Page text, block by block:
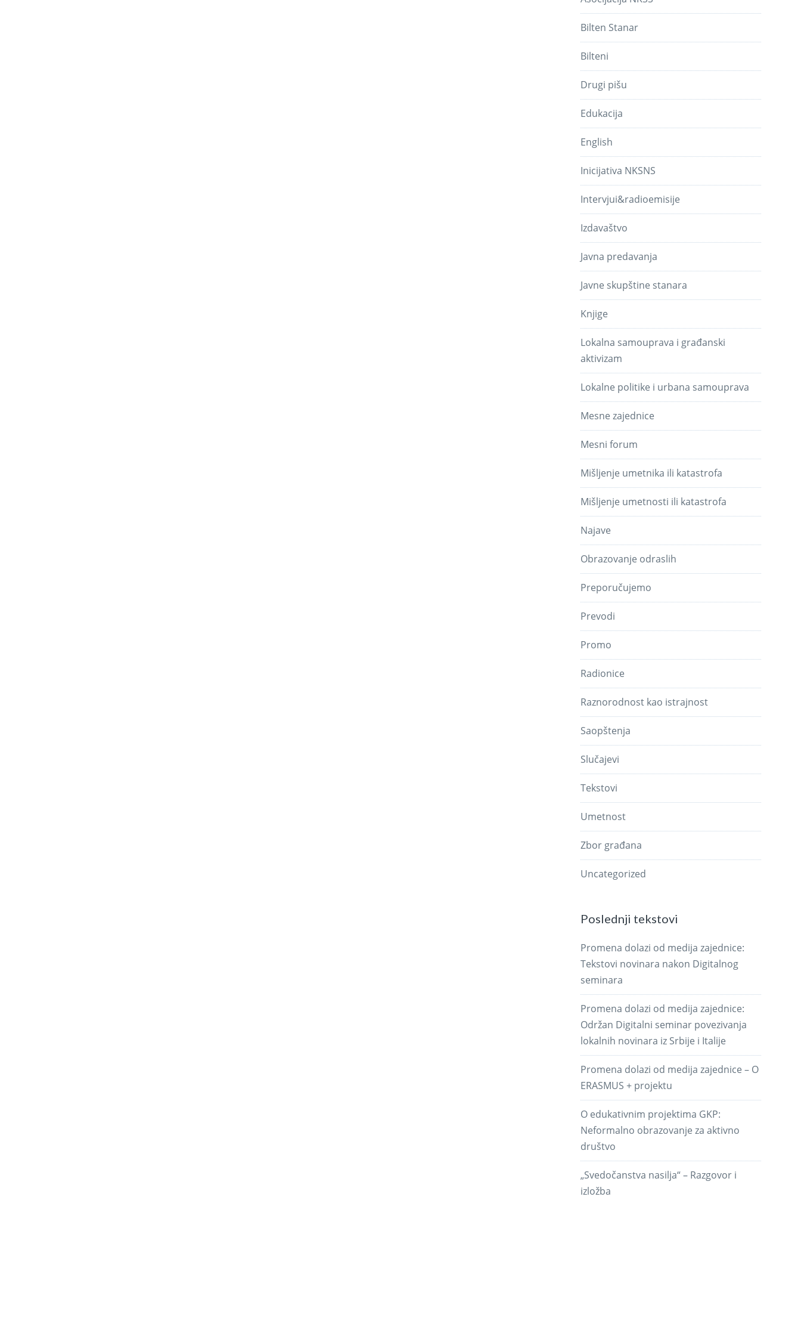
Bilten Stanar
Bilteni
Drugi pišu
Edukacija
English
Inicijativa NKSNS
Intervjui&radioemisije
Izdavaštvo
Javna predavanja
Javne skupštine stanara
Knjige
Lokalna samouprava i građanski
aktivizam
Lokalne politike i urbana samouprava
Mesne zajednice
Mesni forum
Mišljenje umetnika ili katastrofa
Mišljenje umetnosti ili katastrofa
Najave
Obrazovanje odraslih
Preporučujemo
Prevodi
Promo
Radionice
Raznorodnost kao istrajnost
Saopštenja
Slučajevi
Tekstovi
Umetnost
Zbor građana
Uncategorized
Poslednji tekstovi
Promena dolazi od medija zajednice:
Tekstovi novinara nakon Digitalnog
seminara
Promena dolazi od medija zajednice:
Održan Digitalni seminar povezivanja
lokalnih novinara iz Srbije i Italije
Promena dolazi od medija zajednice – O
ERASMUS + projektu
O edukativnim projektima GKP:
Neformalno obrazovanje za aktivno
društvo
„Svedočanstva nasilja“ – Razgovor i
izložba